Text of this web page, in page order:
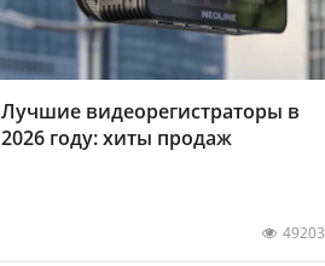
Лучшие видеорегистраторы в
2026 году: хиты продаж
49203